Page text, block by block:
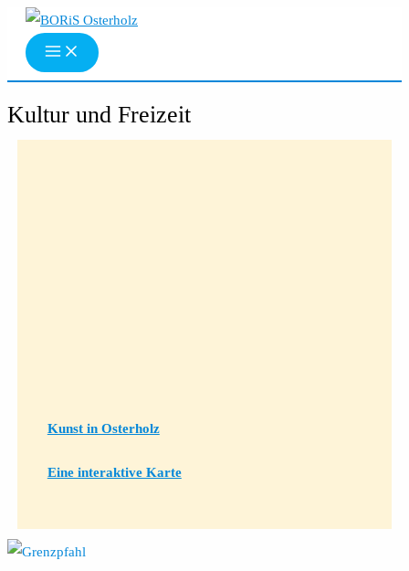
Zum
Inhalt
springen
Kultur und Freizeit
Kunst in Osterholz
Eine interaktive Karte